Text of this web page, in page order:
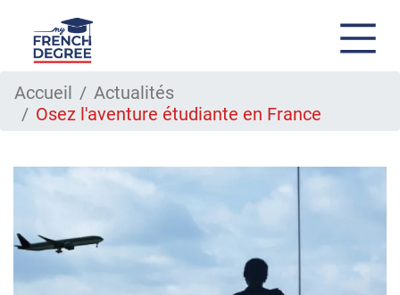
au
contenu
Accueil
Actualités
Osez l'aventure étudiante en France